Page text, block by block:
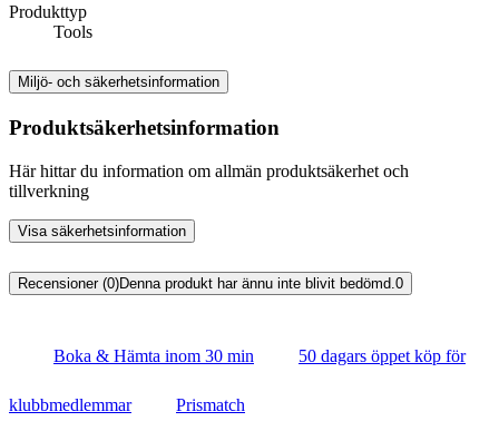
Produkttyp
Tools
Miljö- och säkerhetsinformation
Produktsäkerhetsinformation
Här hittar du information om allmän produktsäkerhet och
tillverkning
Visa säkerhetsinformation
Recensioner (0)Denna produkt har ännu inte blivit bedömd. 0
Boka & Hämta inom 30 min 50 dagars öppet köp för
klubbmedlemmar Prismatch